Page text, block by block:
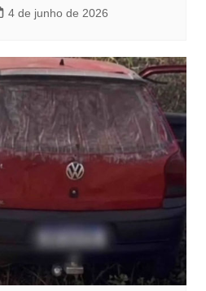
4 de junho de 2026